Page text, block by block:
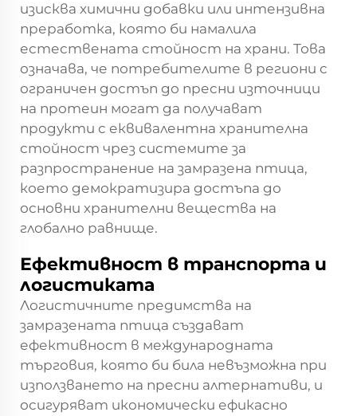
изисква химични добавки или интензивна
преработка, която би намалила
естествената стойност на храни. Това
означава, че потребителите в региони с
ограничен достъп до пресни източници
на протеин могат да получават
продукти с еквивалентна хранителна
стойност чрез системите за
разпространение на замразена птица,
което демократизира достъпа до
основни хранителни вещества на
глобално равнище.
Ефективност в транспорта и
логистиката
Логистичните предимства на
замразената птица създават
ефективност в международната
търговия, която би била невъзможна при
използването на пресни алтернативи, и
осигуряват икономически ефикасно